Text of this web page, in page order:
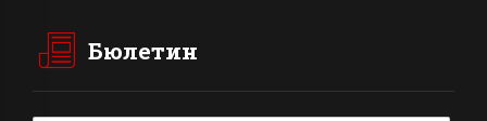
Бюлетин